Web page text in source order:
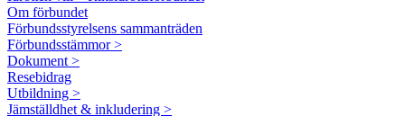
Om förbundet
Förbundsstyrelsens sammanträden
Förbundsstämmor >
Dokument >
Resebidrag
Utbildning >
Jämställdhet & inkludering >